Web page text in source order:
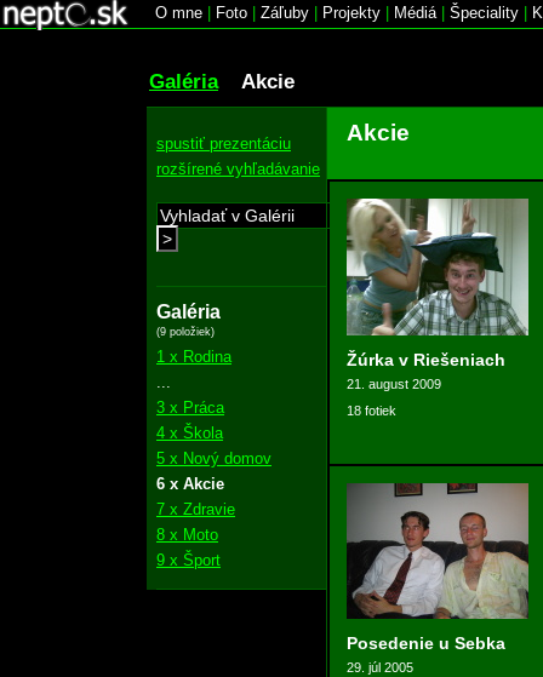
O mne Foto Záľuby Projekty Médiá| Špeciality
Galéria Akcie
spustiť prezentáciu
rozšírené vyhľadávanie
>
Galéria
(9 položiek)
1 x Rodina
3 x Práca
4 x Škola
5 x Nový domov
6 x Akcie
7 x Zdravie
8 x Moto
9 x Šport
Akcie
Žúrka v Riešeniach
21. august 2009
18 fotiek
Posedenie u Sebka
29. júl 2005